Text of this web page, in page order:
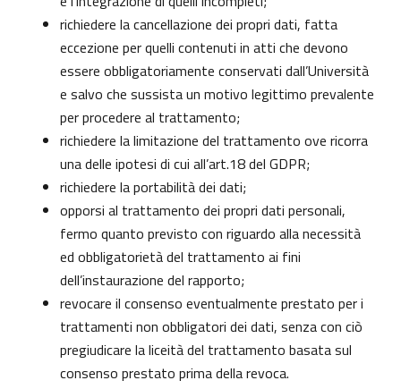
richiedere la cancellazione dei propri dati, fatta
eccezione per quelli contenuti in atti che devono
essere obbligatoriamente conservati dall’Università
e salvo che sussista un motivo legittimo prevalente
per procedere al trattamento;
richiedere la limitazione del trattamento ove ricorra
una delle ipotesi di cui all’art.18 del GDPR;
richiedere la portabilità dei dati;
opporsi al trattamento dei propri dati personali,
fermo quanto previsto con riguardo alla necessità
ed obbligatorietà del trattamento ai fini
dell’instaurazione del rapporto;
revocare il consenso eventualmente prestato per i
trattamenti non obbligatori dei dati, senza con ciò
pregiudicare la liceità del trattamento basata sul
consenso prestato prima della revoca.